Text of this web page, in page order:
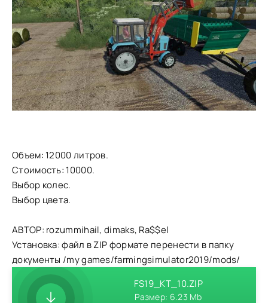
Объем: 12000 литров.
Стоимость: 10000.
Выбор колес.
Выбор цвета.
АВТОР: rozummihail, dimaks, Ra$$el
Установка: файл в ZIP формате перенести в папку
документы /my games/farmingsimulator2019/mods/
FS19_KT_10.ZIP
Размер: 6.23 Mb